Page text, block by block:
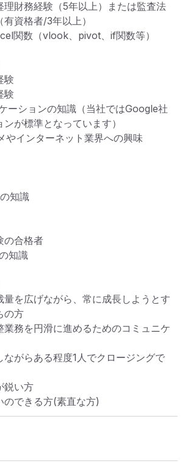
財務経験（5年以上）または監査法
資格者/3年以上）
関数（vlook、pivot、if関数等）
験
験
ーションの知識（当社ではGoogle社
が標準となっています）
やインターネット業界への興味
知識
の合格者
知識
量を広げながら、常に成長しようとす
の方
業務を円滑に進めるためのコミュニケ
ながらある程度1人でクロージングで
鋭い方
のできる方(素直な方)